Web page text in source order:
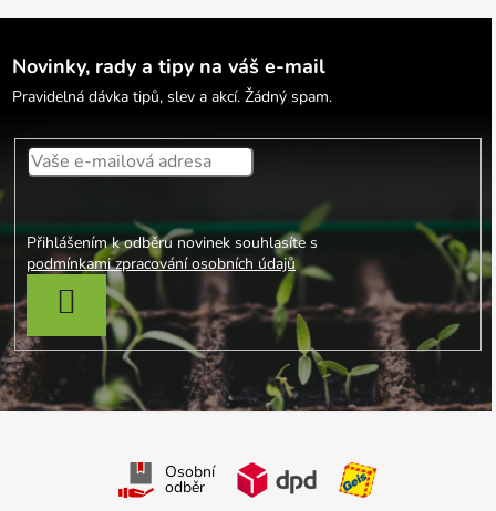
Novinky, rady a tipy na váš e-mail
Pravidelná dávka tipů, slev a akcí. Žádný spam.
Přihlášením k odběru novinek souhlasíte s
podmínkami zpracování osobních údajů
PŘIHLÁSIT SE
Osobní
odběr